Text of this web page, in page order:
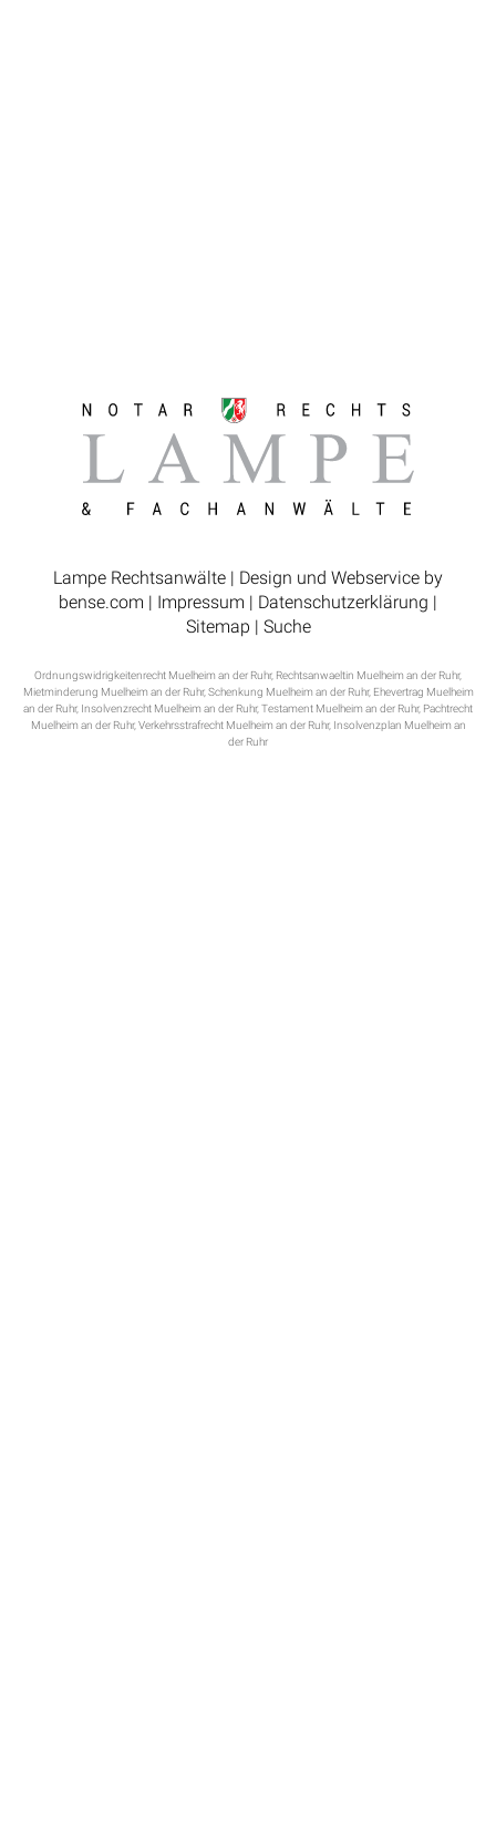
Lampe Rechtsanwälte | Design und Webservice by
bense.com | Impressum | Datenschutzerklärung |
Sitemap | Suche
Ordnungswidrigkeitenrecht Muelheim an der Ruhr, Rechtsanwaeltin Muelheim an der Ruhr,
Mietminderung Muelheim an der Ruhr, Schenkung Muelheim an der Ruhr, Ehevertrag Muelheim
an der Ruhr, Insolvenzrecht Muelheim an der Ruhr, Testament Muelheim an der Ruhr, Pachtrecht
Muelheim an der Ruhr, Verkehrsstrafrecht Muelheim an der Ruhr, Insolvenzplan Muelheim an
der Ruhr